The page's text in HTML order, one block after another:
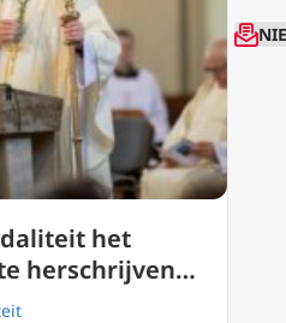
het
herschrijven…